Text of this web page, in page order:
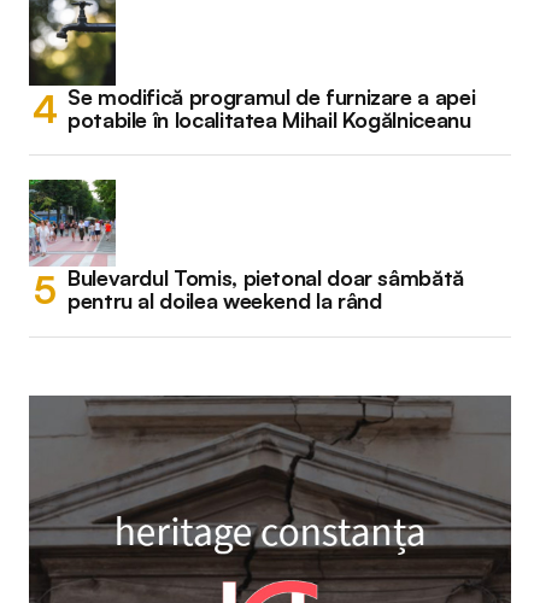
Se modifică programul de furnizare a apei
potabile în localitatea Mihail Kogălniceanu
Bulevardul Tomis, pietonal doar sâmbătă
pentru al doilea weekend la rând